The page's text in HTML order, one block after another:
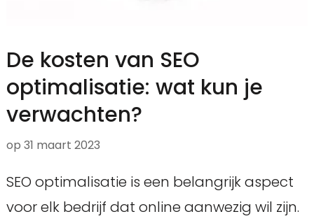
De kosten van SEO
optimalisatie: wat kun je
verwachten?
op 31 maart 2023
SEO optimalisatie is een belangrijk aspect
voor elk bedrijf dat online aanwezig wil zijn.